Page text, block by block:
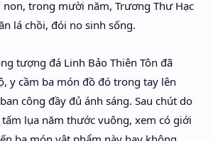
trong mười năm, Trương Thư Hạc
lá chồi, đói no sinh sống.
tượng đá Linh Bảo Thiên Tôn đã
y cầm ba món đồ đó trong tay lên
công đầy đủ ánh sáng. Sau chút do
lụa năm thước vuông, xem có giới